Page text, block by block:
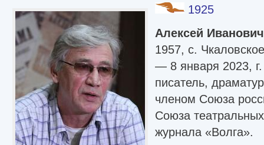
1925
Алексей
1957, с.
— 8 января 2023,
писатель,
членом Союза
Союза
журнала «Волга».